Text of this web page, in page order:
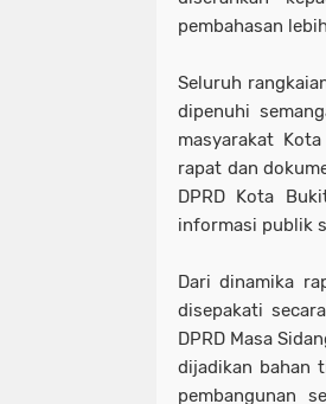
pembahasan
Seluruh
dipenuhi
masyarakat
rapat dan
DPRD Kota
informasi publik
Dari dinamika
disepakati
DPRD Masa
dijadikan bahan
pembangunan